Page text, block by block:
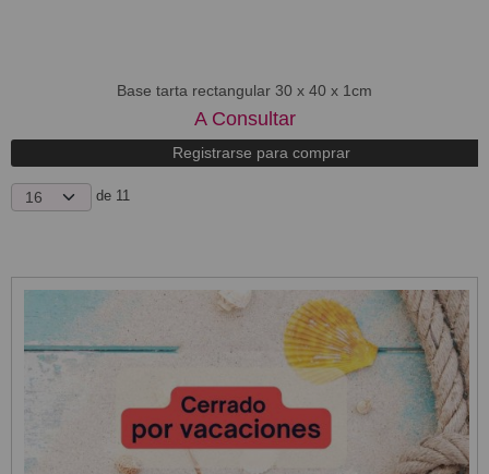
Base tarta rectangular 30 x 40 x 1cm
A Consultar
Registrarse para comprar
de 11